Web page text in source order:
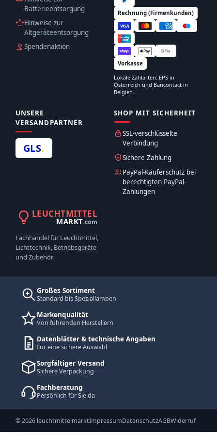
Batterieentsorgung
Hinweise zur
Altgeräteentsorgung
Spendenaktion
Rechnung (Firmenkunden)
Vorkasse
Lokale Zahlarten: EPS in
Österreich und Bancontact in
Belgien.
UNSERE
VERSANDPARTNER
GLS.
SHOP MIT SICHERHEIT
SSL-verschlüsselte
Verbindung
Sichere Zahlung
PayPal-Käuferschutz bei
berechtigten PayPal-
Zahlungen
LEUCHTMITTEL
MARKT.com
Fachhandel für Leuchtmittel,
Lichttechnik, Betriebsgeräte
und Zubehör.
Großes Sortiment
Standard bis Speziallampen
Markenqualität
Von führenden Herstellern
Datenblätter & technische Angaben
Für eine sichere Auswahl
Sorgfältiger Versand
Sichere Verpackung
Fachberatung
Persönlich für Sie da
© 2026 leuchtmittelmarktImpressumDatenschutzAGBWiderruf